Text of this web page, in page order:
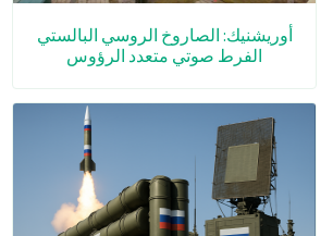
أوريشنيك: الصاروخ الروسي البالستي
الفرط صوتي متعدد الرؤوس